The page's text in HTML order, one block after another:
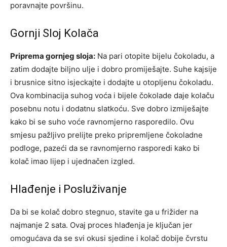
poravnajte površinu.
Gornji Sloj Kolača
Priprema gornjeg sloja: Na pari otopite bijelu čokoladu, a
zatim dodajte biljno ulje i dobro promiješajte. Suhe kajsije
i brusnice sitno isjeckajte i dodajte u otopljenu čokoladu.
Ova kombinacija suhog voća i bijele čokolade daje kolaču
posebnu notu i dodatnu slatkoću. Sve dobro izmiješajte
kako bi se suho voće ravnomjerno rasporedilo. Ovu
smjesu pažljivo prelijte preko pripremljene čokoladne
podloge, pazeći da se ravnomjerno rasporedi kako bi
kolač imao lijep i ujednačen izgled.
Hlađenje i Posluživanje
Da bi se kolač dobro stegnuo, stavite ga u frižider na
najmanje 2 sata. Ovaj proces hlađenja je ključan jer
omogućava da se svi okusi sjedine i kolač dobije čvrstu